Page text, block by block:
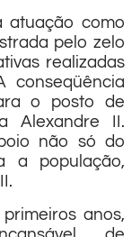
atuação como
pelo zelo
realizadas
conseqüência
o posto de
Alexandre II.
não só do
a população,
anos,